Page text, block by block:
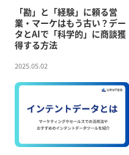
「勘」と「経験」に頼る営
業・マーケはもう古い？デー
タとAIで「科学的」に商談獲
得する方法
2025.05.02